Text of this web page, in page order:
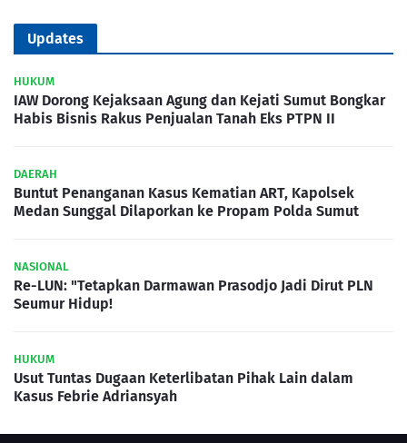
Updates
HUKUM
IAW Dorong Kejaksaan Agung dan Kejati Sumut Bongkar
Habis Bisnis Rakus Penjualan Tanah Eks PTPN II
DAERAH
Buntut Penanganan Kasus Kematian ART, Kapolsek
Medan Sunggal Dilaporkan ke Propam Polda Sumut
NASIONAL
Re-LUN: "Tetapkan Darmawan Prasodjo Jadi Dirut PLN
Seumur Hidup!
HUKUM
Usut Tuntas Dugaan Keterlibatan Pihak Lain dalam
Kasus Febrie Adriansyah